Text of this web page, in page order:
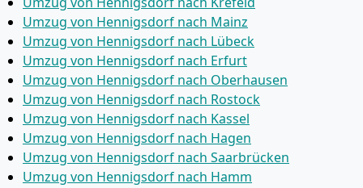
Umzug von Hennigsdorf nach Mainz
Umzug von Hennigsdorf nach Lübeck
Umzug von Hennigsdorf nach Erfurt
Umzug von Hennigsdorf nach Oberhausen
Umzug von Hennigsdorf nach Rostock
Umzug von Hennigsdorf nach Kassel
Umzug von Hennigsdorf nach Hagen
Umzug von Hennigsdorf nach Saarbrücken
Umzug von Hennigsdorf nach Hamm